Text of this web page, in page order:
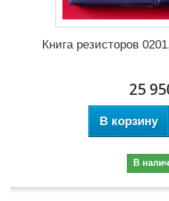
Книга резисторов
25
В корзину
В